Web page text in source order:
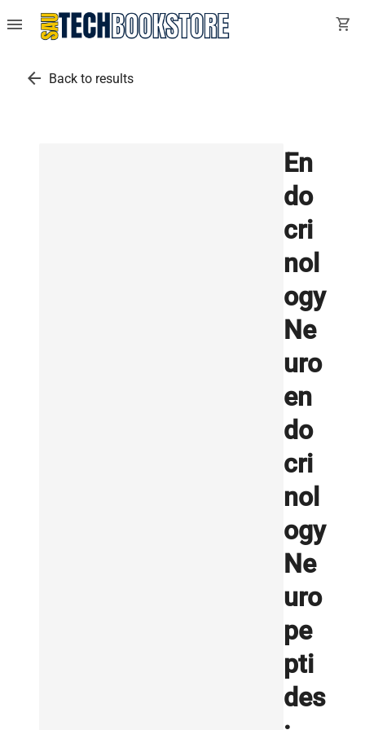
menu shopping_cart
arrow_back Back to results
En
do
cri
nol
ogy
Ne
uro
en
do
cri
nol
ogy
Ne
uro
pe
pti
des